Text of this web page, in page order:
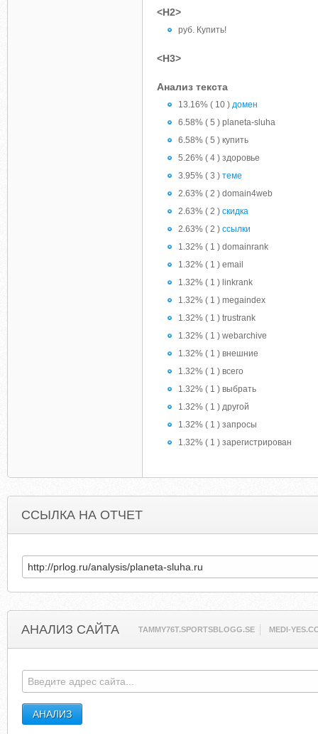
<H2>
руб. Купить!
<H3>
Анализ текста
13.16% ( 10 ) домен
6.58% ( 5 ) planeta-sluha
6.58% ( 5 ) купить
5.26% ( 4 ) здоровье
3.95% ( 3 ) теме
2.63% ( 2 ) domain4web
2.63% ( 2 ) скидка
2.63% ( 2 ) ссылки
1.32% ( 1 ) domainrank
1.32% ( 1 ) email
1.32% ( 1 ) linkrank
1.32% ( 1 ) megaindex
1.32% ( 1 ) trustrank
1.32% ( 1 ) webarchive
1.32% ( 1 ) внешние
1.32% ( 1 ) всего
1.32% ( 1 ) выбрать
1.32% ( 1 ) другой
1.32% ( 1 ) запросы
1.32% ( 1 ) зарегистрирован
ССЫЛКА НА ОТЧЕТ
АНАЛИЗ САЙТА TAMMY76T.SPORTSBLOGG.SE MEDI-